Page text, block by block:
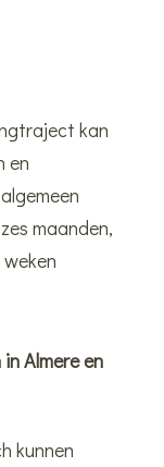
kan
en
maanden,
Almere en
kunnen